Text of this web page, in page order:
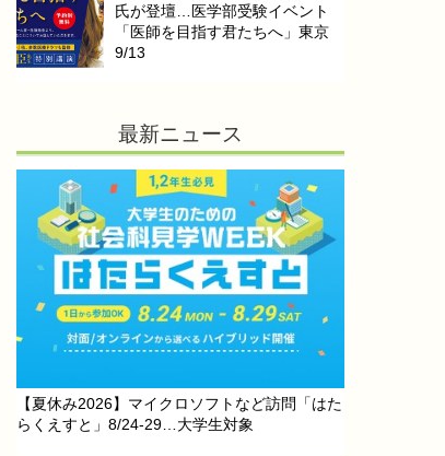
氏が登壇…医学部受験イベント
「医師を目指す君たちへ」東京
9/13
最新ニュース
【夏休み2026】マイクロソフトなど訪問「はた
らくえすと」8/24-29…大学生対象